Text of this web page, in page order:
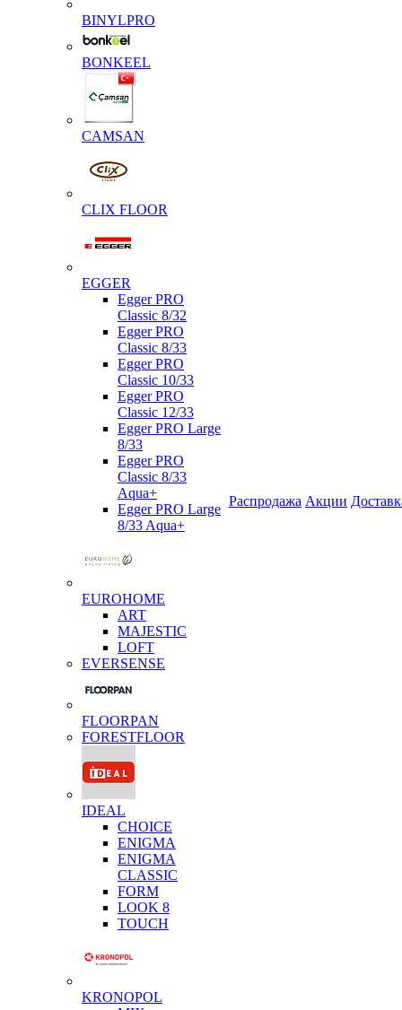
BINYLPRO
BONKEEL
CAMSAN
CLIX FLOOR
EGGER
Egger PRO
Classic 8/32
Egger PRO
Classic 8/33
Egger PRO
Classic 10/33
Egger PRO
Classic 12/33
Egger PRO Large
8/33
Egger PRO
Classic 8/33
Aqua+
Egger PRO Large
8/33 Aqua+
EUROHOME
ART
MAJESTIC
LOFT
EVERSENSE
FLOORPAN
FORESTFLOOR
IDEAL
CHOICE
ENIGMA
ENIGMA
CLASSIC
FORM
LOOK 8
TOUCH
KRONOPOL
Распродажа Акции